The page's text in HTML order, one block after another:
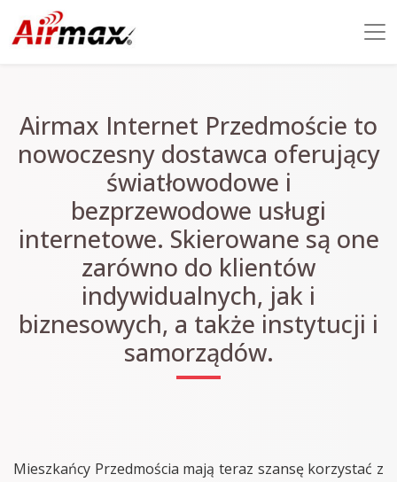
Airmax Internet Przedmoście to
nowoczesny dostawca oferujący
światłowodowe i
bezprzewodowe usługi
internetowe. Skierowane są one
zarówno do klientów
indywidualnych, jak i
biznesowych, a także instytucji i
samorządów.
Mieszkańcy Przedmościa mają teraz szansę korzystać z